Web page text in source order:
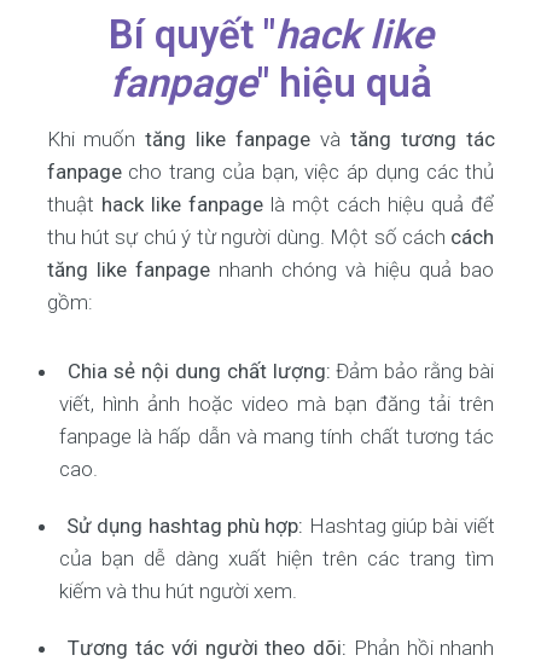
Bí quyết "hack like
fanpage" hiệu quả
Khi muốntăng like fanpage và tăng tương tác
fanpagecho trang của bạn, việc áp dụng các thủ
thuật hack like fanpagelà một cách hiệu quả để
thu hút sự chú ý từ người dùng. Một số cách cách
tăng like fanpagenhanh chóng và hiệu quả bao
gồm:
Chia sẻ nội dung chất lượng: Đảm bảo rằng bài
viết, hình ảnh hoặc video mà bạn đăng tải trên
fanpage là hấp dẫn và mang tính chất tương tác
cao.
Sử dụng hashtag phù hợp: Hashtag giúp bài viết
của bạn dễ dàng xuất hiện trên các trang tìm
kiếm và thu hút người xem.
Tương tác với người theo dõi: Phản hồi nhanh